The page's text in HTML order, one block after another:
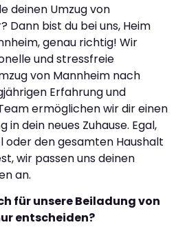
deinen Umzug von
Dann bist du bei uns, Heim
genau richtig! Wir
und stressfreie
von Mannheim nach
Erfahrung und
ermöglichen wir dir einen
in dein neues Zuhause. Egal,
oder den gesamten Haushalt
wir passen uns deinen
an.
für unsere Beiladung von
entscheiden?